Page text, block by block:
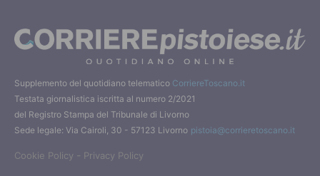
Supplemento del quotidiano telematico CorriereToscano.it
Testata giornalistica iscritta al numero 2/2021
del Registro Stampa del Tribunale di Livorno
Sede legale: Via Cairoli, 30 - 57123 Livorno pistoia@corrieretoscano.it
Cookie Policy - Privacy Policy